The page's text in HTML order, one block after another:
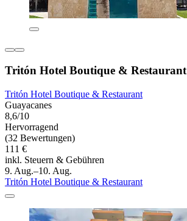
Tritón Hotel Boutique & Restaurant
Tritón Hotel Boutique & Restaurant
Guayacanes
8,6/10
Hervorragend
(32 Bewertungen)
111 €
inkl. Steuern & Gebühren
9. Aug.–10. Aug.
Tritón Hotel Boutique & Restaurant